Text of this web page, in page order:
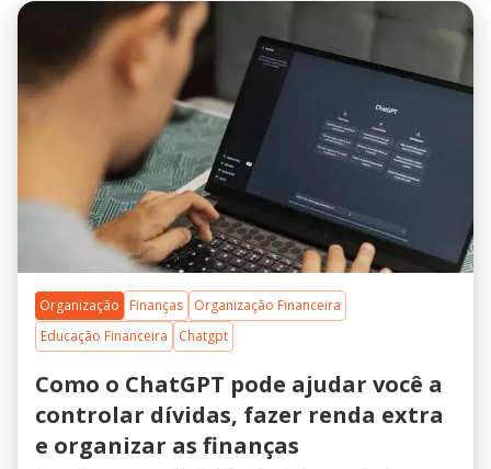
Organização Finanças
Organização Financeira
Educação Financeira
Chatgpt
Como o ChatGPT pode ajudar você a
controlar dívidas, fazer renda extra
e organizar as finanças